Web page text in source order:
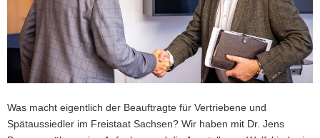
Was macht eigentlich der Beauftragte für Vertriebene und
Spätaussiedler im Freistaat Sachsen? Wir haben mit Dr. Jens